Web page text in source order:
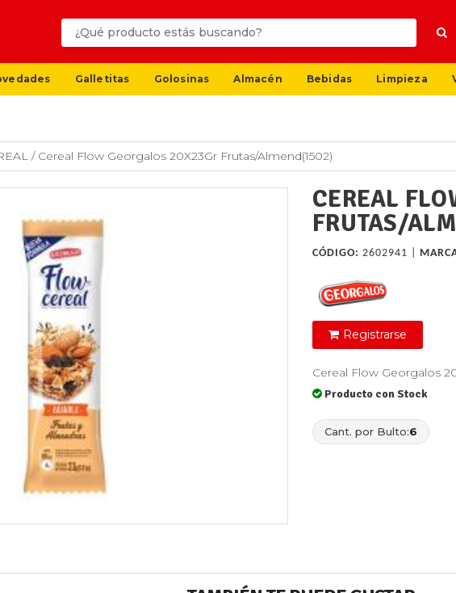
Galletitas Golosinas Almacén Bebidas Limpieza
/ Cereal Flow Georgalos 20X23Gr Frutas/Almend(1502)
CEREAL
FRUTAS/
CÓDIGO: 2602941 |
Registrarse
Cereal Flow Georgalos
Producto con Stock
Cant. por Bulto:6